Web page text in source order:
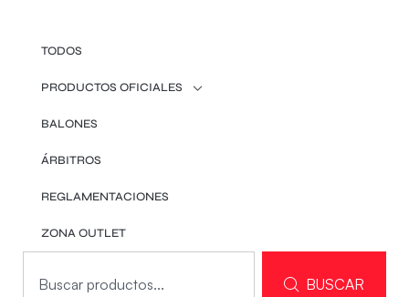
TODOS
PRODUCTOS OFICIALES
BALONES
ÁRBITROS
REGLAMENTACIONES
ZONA OUTLET
BUSCAR